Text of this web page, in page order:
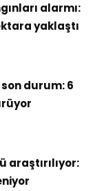
alarmı:
yaklaştı
durum: 6
araştırılıyor: